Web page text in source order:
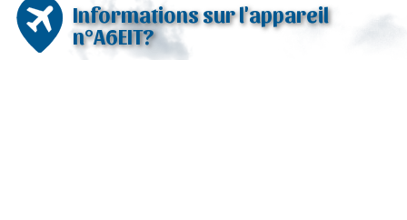
Informations sur l'appareil
n°A6EIT?